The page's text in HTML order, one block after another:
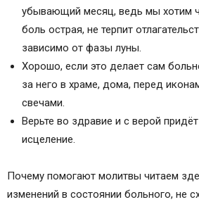
убывающий месяц, ведь мы хотим
боль острая, не терпит
зависимо от фазы луны.
Хорошо, если это делает сам
за него в храме, дома, перед
свечами.
Верьте во здравие и с верой
исцеление.
Почему помогают молитвы читаем
изменений в состоянии больного, не